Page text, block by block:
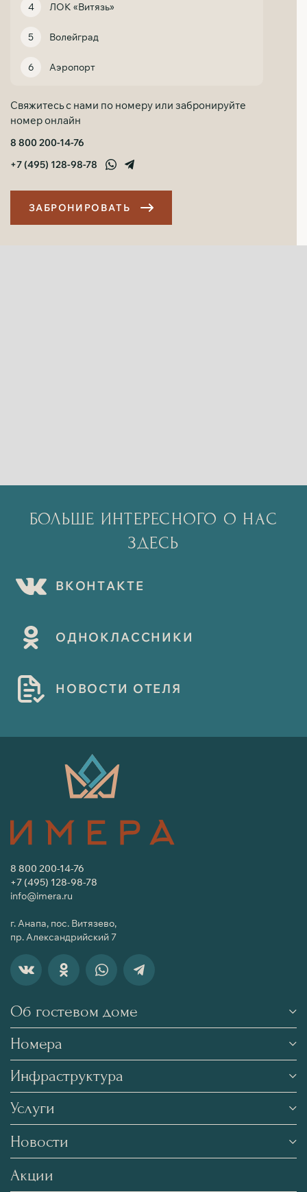
ЛОК «Витязь»
Волейград
Аэропорт
Свяжитесь с нами по номеру или забронируйте
номер онлайн
8 800 200-14-76
+7 (495) 128-98-78
ЗАБРОНИ РО ВАТ Ь
БОЛЬШЕ ИНТЕРЕСНОГО О НАС
ЗДЕСЬ
ВКОНТАКТЕ
ОДНОКЛАССН И КИ
Н ОВОСТИ ОТЕЛЯ
8 800 200-14-76
+7 (495) 128-98-78
info@imera.ru
г. Анапа, пос. Витязево,
пр. Александрийский 7
Об гостевом доме
Номера
Инфраструктура
Услуги
Новости
Акции